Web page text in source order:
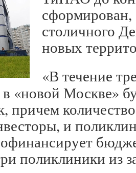
сформирован,
столичного
новых
«В течение
«новой Москве»
причем
и
поликлиники из